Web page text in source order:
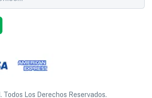
. Todos Los Derechos Reservados.